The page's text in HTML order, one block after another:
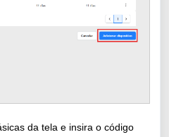
da tela e insira o código